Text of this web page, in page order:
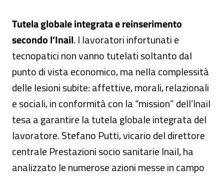
Tutela globale integrata e reinserimento
secondo l’Inail. I lavoratori infortunati e
tecnopatici non vanno tutelati soltanto dal
punto di vista economico, ma nella complessità
delle lesioni subite: affettive, morali, relazionali
e sociali, in conformità con la “mission” dell’Inail
tesa a garantire la tutela globale integrata del
lavoratore. Stefano Putti, vicario del direttore
centrale Prestazioni socio sanitarie Inail, ha
analizzato le numerose azioni messe in campo